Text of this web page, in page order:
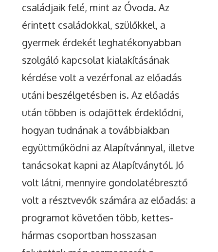
családjaik felé, mint az Óvoda. Az
érintett családokkal, szülőkkel, a
gyermek érdekét leghatékonyabban
szolgáló kapcsolat kialakításának
kérdése volt a vezérfonal az előadás
utáni beszélgetésben is. Az előadás
után többen is odajöttek érdeklődni,
hogyan tudnának a továbbiakban
együttműködni az Alapítvánnyal, illetve
tanácsokat kapni az Alapítványtól. Jó
volt látni, mennyire gondolatébresztő
volt a résztvevők számára az előadás: a
programot követően több, kettes-
hármas csoportban hosszasan